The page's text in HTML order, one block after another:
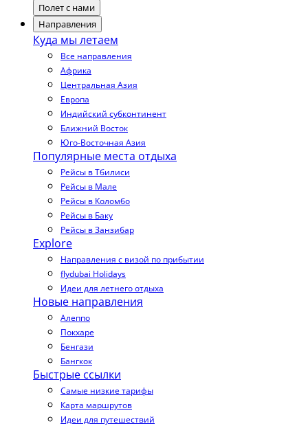
Полет с нами
Направления
Куда мы летаем
Все направления
Африка
Центральная Азия
Европа
Индийский субконтинент
Ближний Восток
Юго-Восточная Азия
Популярные места отдыха
Рейсы в Тбилиси
Рейсы в Мале
Рейсы в Коломбо
Рейсы в Баку
Рейсы в Занзибар
Explore
Направления с визой по прибытии
flydubai Holidays
Идеи для летнего отдыха
Новые направления
Алеппо
Покхаре
Бенгази
Бангкок
Быстрые ссылки
Самые низкие тарифы
Карта маршрутов
Идеи для путешествий